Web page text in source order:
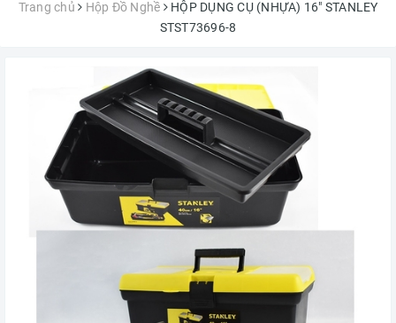
Trang chủ Hộp Đồ Nghề
HỘP DỤNG CỤ (NHỰA) 16" STANLEY
STST73696-8